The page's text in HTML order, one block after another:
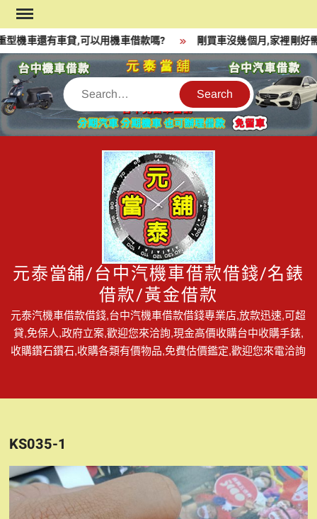
Skip
to
content
機車還有車貸,可以用機車借款嗎? 剛買車沒幾個月,家裡剛好
Search
元泰當舖/台中汽機車借款借錢/名錶
借款/黃金借款
元泰汽機車借款借錢,台中汽機車借款借錢專業店,放款迅速,可超
貸,免保人,政府立案,歡迎您來洽詢,現金高價收購台中收購手錶,
收購鑽石鑽石,收購各類有價物品,免費估價鑑定,歡迎您來電洽詢
KS035-1